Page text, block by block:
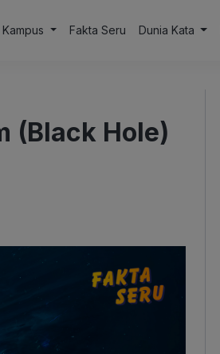
Fakta Seru Dunia Kata
(Black Hole)